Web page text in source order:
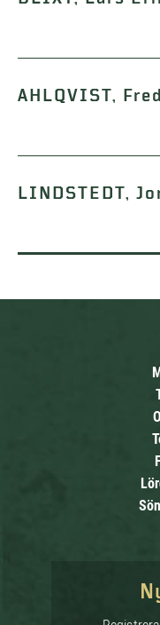
AHLQVIST,
LINDSTEDT,